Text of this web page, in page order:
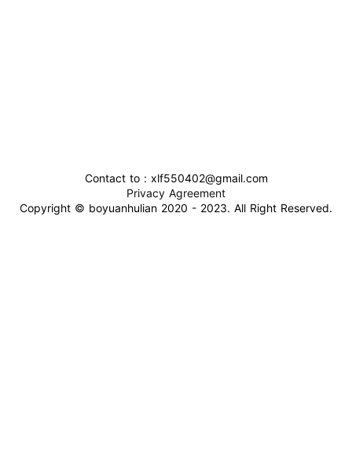
Contact to : xlf550402@gmail.com
Privacy Agreement
Copyright © boyuanhulian 2020 - 2023. All Right Reserved.